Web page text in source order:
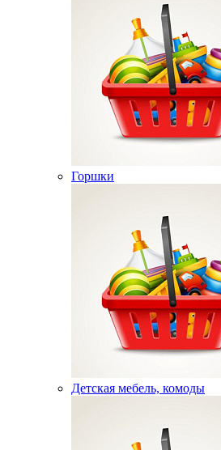
Горшки
Детская мебель, комоды